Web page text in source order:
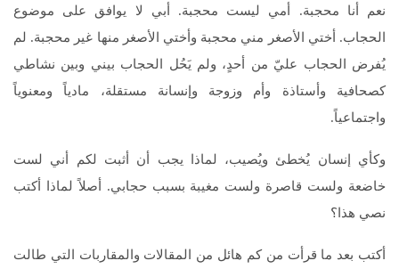
نعم أنا محجبة. أمي ليست محجبة. أبي لا يوافق على موضوع
الحجاب. أختي الأصغر مني محجبة وأختي الأصغر منها غير محجبة. لم
يُفرض الحجاب عليّ من أحدٍ، ولم يَحُل الحجاب بيني وبين نشاطي
كصحافية وأستاذة وأم وزوجة وإنسانة مستقلة، مادياً ومعنوياً
واجتماعياً.
وكأي إنسان يُخطئ ويُصيب، لماذا يجب أن أثبت لكم أني لست
خاضعة ولست قاصرة ولست مغيبة بسبب حجابي. أصلاً لماذا أكتب
نصي هذا؟
أكتب بعد ما قرأت من كم هائل من المقالات والمقاربات التي طالت